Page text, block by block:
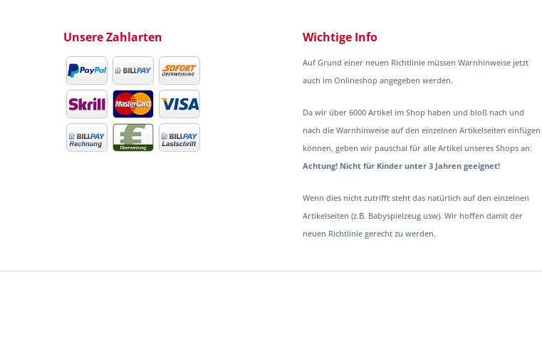
Unsere Zahlarten Wichtige Info
Auf Grund einer neuen Richtlinie müssen Warnhinweise jetzt
auch im Onlineshop angegeben werden.
Da wir über 6000 Artikel im Shop haben und bloß nach und
nach die Warnhinweise auf den einzelnen Artikelseiten einfügen
können, geben wir pauschal für alle Artikel unseres Shops an:
Achtung! Nicht für Kinder unter 3 Jahren geeignet!
Wenn dies nicht zutrifft steht das natürlich auf den einzelnen
Artikelseiten (z.B. Babyspielzeug usw). Wir hoffen damit der
neuen Richtlinie gerecht zu werden.